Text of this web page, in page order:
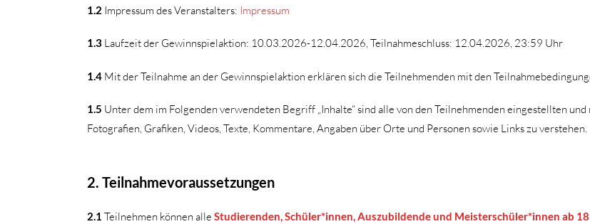
1.2 Impressum des Veranstalters: Impressum
1.3 Laufzeit der Gewinnspielaktion: 10.03.2026-12.04.2026, Teilnahmeschluss: 12.04.2026, 23:59 Uhr
1.4 Mit der Teilnahme an der Gewinnspielaktion erklären sich die Teilnehmenden mit den
1.5 Unter dem im Folgenden verwendeten Begriff „Inhalte“ sind alle von den Teilnehmenden eingestellten
Fotografien, Grafiken, Videos, Texte, Kommentare, Angaben über Orte und Personen sowie Links zu verstehen.
2. Teilnahmevoraussetzungen
2.1 Teilnehmen können alle Studierenden, Schüler*innen, Auszubildende und Meisterschüler*innen ab